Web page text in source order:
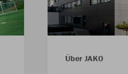
Über JAKO